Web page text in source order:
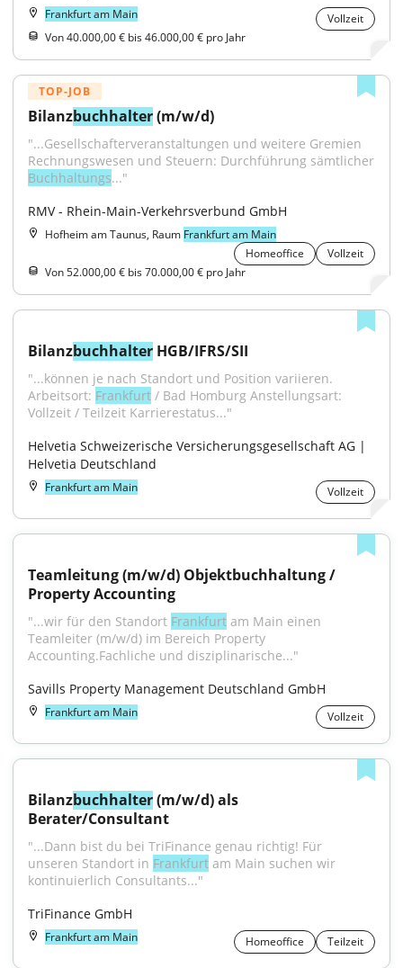
Frankfurt am Main
Vollzeit
Von 40.000,00 € bis 46.000,00 € pro Jahr
TOP-JOB
Bilanzbuchhalter (m/w/d)
"...Gesellschafterveranstaltungen und weitere Gremien
Buchhaltungs..."
RMV - Rhein-Main-Verkehrsverbund GmbH
Hofheim am Taunus, Raum Frankfurt am Main
Homeoffice
Vollzeit
Von 52.000,00 € bis 70.000,00 € pro Jahr
Bilanzbuchhalter HGB/IFRS/SII
"...können je nach Standort und Position variieren.
Arbeitsort: Frankfurt / Bad Homburg Anstellungsart:
Vollzeit / Teilzeit Karrierestatus..."
Helvetia Schweizerische Versicherungsgesellschaft AG |
Helvetia Deutschland
Frankfurt am Main Vollzeit
Teamleitung (m/w/d) Objektbuchhaltung /
Property Accounting
"...wir für den Standort Frankfurt am Main einen
Teamleiter (m/w/d) im Bereich Property
Accounting.Fachliche und disziplinarische..."
Savills Property Management Deutschland GmbH
Frankfurt am Main Vollzeit
Bilanzbuchhalter (m/w/d) als
Berater/Consultant
"...Dann bist du bei TriFinance genau richtig! Für
unseren Standort in Frankfurt am Main suchen wir
kontinuierlich Consultants..."
TriFinance GmbH
Frankfurt am Main Homeoffice Teilzeit